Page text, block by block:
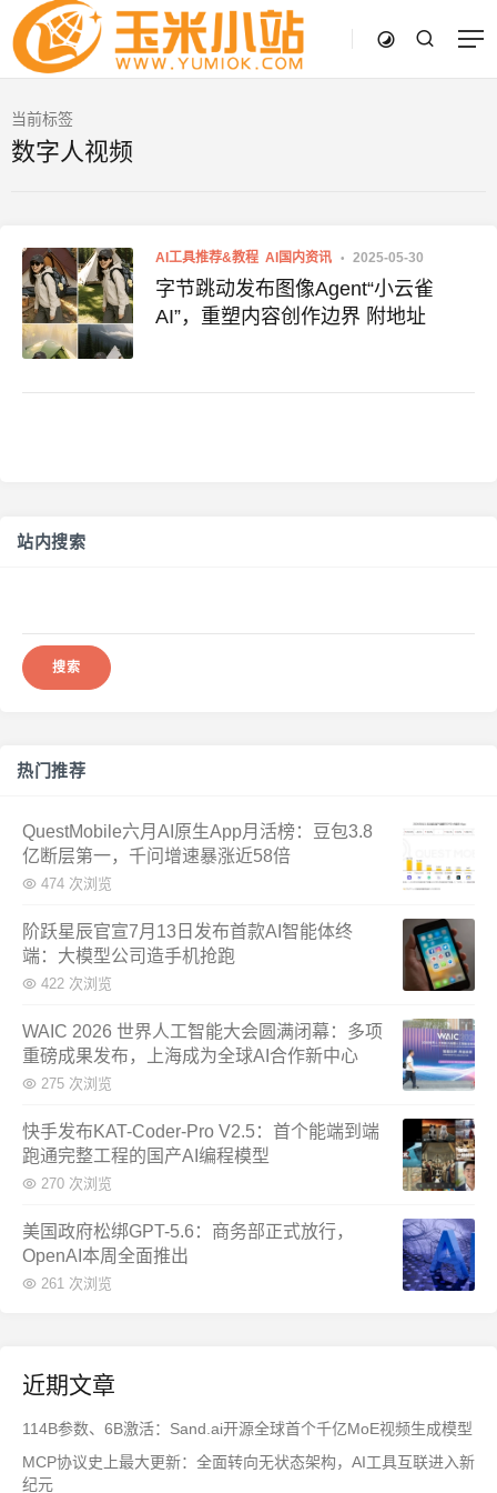
当前标签
数字人视频
AI工具推荐&教程 AI国内资讯 2025-05-30
字节跳动发布图像Agent“小云雀
AI”，重塑内容创作边界 附地址
站内搜索
热门推荐
QuestMobile六月AI原生App月活榜：豆包3.8
亿断层第一，千问增速暴涨近58倍
474 次浏览
阶跃星辰官宣7月13日发布首款AI智能体终
端：大模型公司造手机抢跑
422 次浏览
WAIC 2026 世界人工智能大会圆满闭幕：多项
重磅成果发布，上海成为全球AI合作新中心
275 次浏览
快手发布KAT-Coder-Pro V2.5：首个能端到端
跑通完整工程的国产AI编程模型
270 次浏览
美国政府松绑GPT-5.6：商务部正式放行，
OpenAI本周全面推出
261 次浏览
近期文章
114B参数、6B激活：Sand.ai开源全球首个千亿MoE视频生成模型
MCP协议史上最大更新：全面转向无状态架构，AI工具互联进入新
纪元